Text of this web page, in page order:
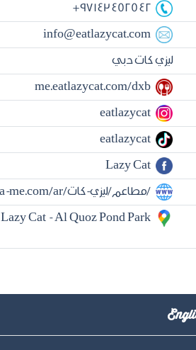
+97143452542
info@eatlazycat.com
ليزي كات دبي
me.eatlazycat.com/dxb
eatlazycat
eatlazycat
Lazy Cat
gastronomica-me.com/ar/مطاعم/ليزي-كات/
Lazy Cat - Al Quoz Pond Park